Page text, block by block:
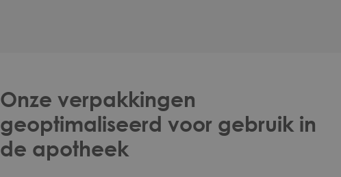
Onze verpakkingen
geoptimaliseerd voor gebruik in
de apotheek